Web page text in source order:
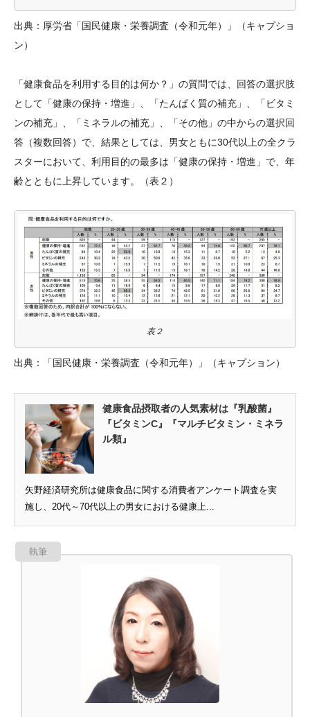
出典：厚労省「国民健康・栄養調査（令和元年）」（キャプショ
ン）
「健康食品を利用する目的は何か？」の質問では、回答の選択肢
として「健康の保持・増進」、「たんぱく質の補充」、「ビタミ
ンの補充」、「ミネラルの補充」、「その他」の中からの選択回
答（複数回答）で、結果としては、男女ともに30代以上の全クラ
スターにおいて、利用目的の最多は「健康の保持・増進」で、年
齢とともに上昇しています。（表２）
表２
出典：「国民健康・栄養調査（令和元年）」（キャプション）
健康食品摂取者の人気素材は『乳酸菌』
『ビタミンC』『マルチビタミン・ミネラ
ル類』
矢野経済研究所は健康食品に関する消費者アンケート調査を実
施し、20代～70代以上の男女における健康上...
執筆